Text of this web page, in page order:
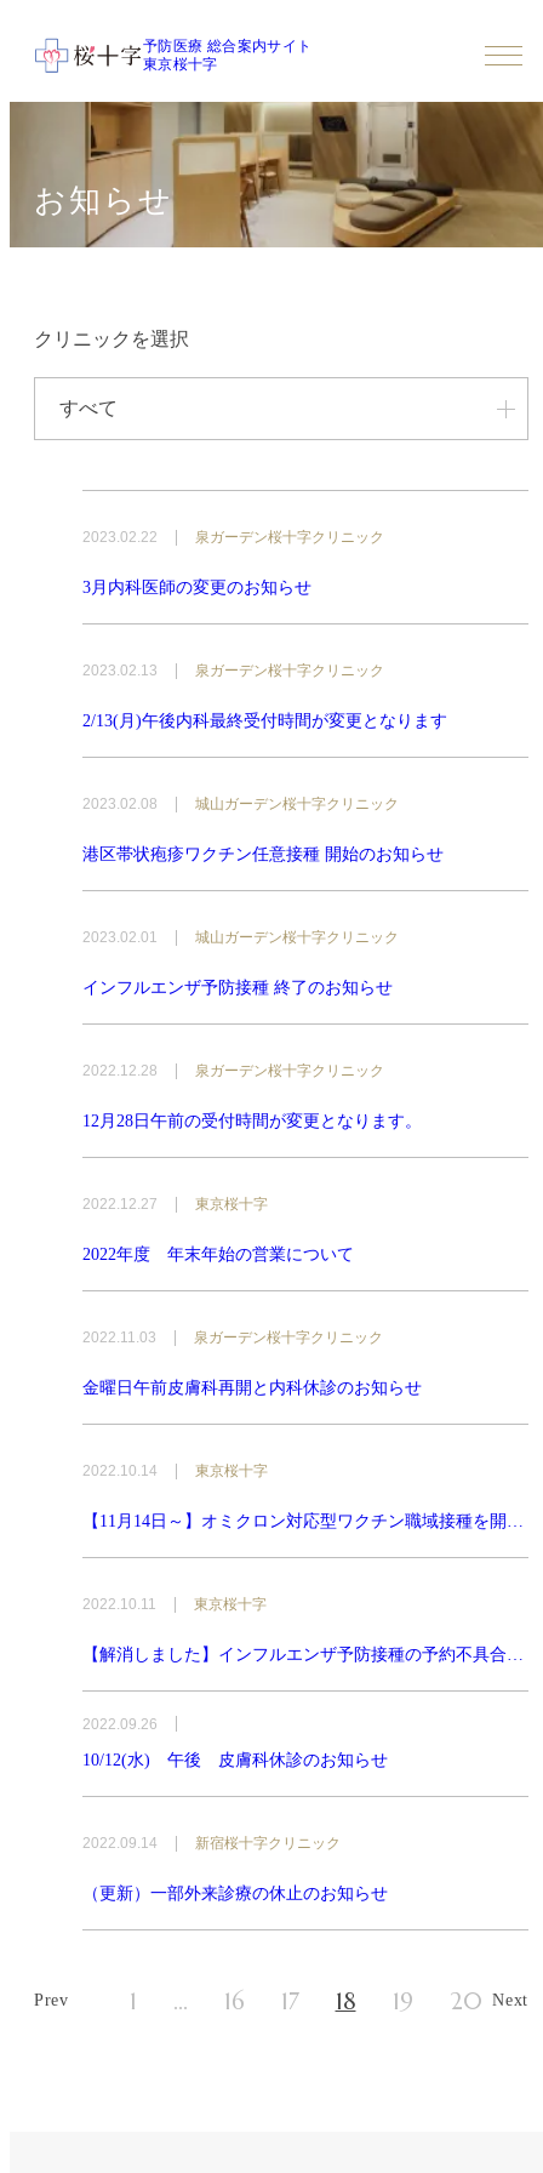
予防医療 総合案内サイト
東京桜十字
お知らせ
2023.02.22 泉ガーデン桜十字クリニック
3月内科医師の変更のお知らせ
2023.02.13 泉ガーデン桜十字クリニック
2/13(月)午後内科最終受付時間が変更となります
2023.02.08 城山ガーデン桜十字クリニック
港区帯状疱疹ワクチン任意接種 開始のお知らせ
2023.02.01 城山ガーデン桜十字クリニック
インフルエンザ予防接種 終了のお知らせ
2022.12.28 泉ガーデン桜十字クリニック
12月28日午前の受付時間が変更となります。
2022.12.27 東京桜十字
2022年度 年末年始の営業について
2022.11.03 泉ガーデン桜十字クリニック
金曜日午前皮膚科再開と内科休診のお知らせ
2022.10.14 東京桜十字
【11月14日～】オミクロン対応型ワクチン職域接種を開始
2022.10.11 東京桜十字
【解消しました】インフルエンザ予防接種の予約不具合に
2022.09.26
10/12(水) 午後 皮膚科休診のお知らせ
2022.09.14 新宿桜十字クリニック
（更新）一部外来診療の休止のお知らせ
Prev 1 … 16 17 18 19 20 Next
クリニックを選択
すべて